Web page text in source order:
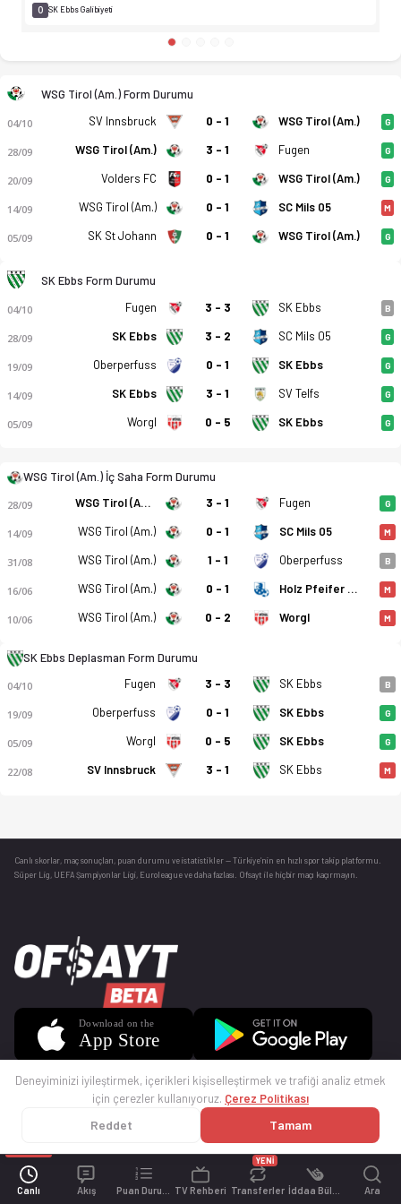
Canlı Akış TV Rehberi Transferler
YENİ
Ara
WSG Tirol (Am.) - SK Ebbs 0-1 bitti. Gol anları, kadro,
0 SK Ebbs Galibiyeti
WSG Tirol (Am.) Form Durumu
04/10 SV Innsbruck 0 - 1 WSG Tirol (Am.) G
28/09 WSG Tirol (Am.) 3 - 1 Fugen G
20/09 Volders FC 0 - 1 WSG Tirol (Am.) G
14/09 WSG Tirol (Am.) 0 - 1 SC Mils 05 M
05/09 SK St Johann 0 - 1 WSG Tirol (Am.) G
SK Ebbs Form Durumu
04/10 Fugen 3 - 3 SK Ebbs B
28/09 SK Ebbs 3 - 2 SC Mils 05 G
19/09 Oberperfuss 0 - 1 SK Ebbs G
14/09 SK Ebbs 3 - 1 SV Telfs G
05/09 Worgl 0 - 5 SK Ebbs G
WSG Tirol (Am.) İç Saha Form Durumu
28/09 WSG Tirol (Am.) 3 - 1 Fugen G
14/09 WSG Tirol (Am.) 0 - 1 SC Mils 05 M
31/08 WSG Tirol (Am.) 1 - 1 Oberperfuss B
16/06 WSG Tirol (Am.) 0 - 1 Holz Pfeifer Kundl M
10/06 WSG Tirol (Am.) 0 - 2 Worgl M
SK Ebbs Deplasman Form Durumu
04/10 Fugen 3 - 3 SK Ebbs B
19/09 Oberperfuss 0 - 1 SK Ebbs G
05/09 Worgl 0 - 5 SK Ebbs G
22/08 SV Innsbruck 3 - 1 SK Ebbs M
Canlı skorlar , maç sonuçları, puan durumu ve istatistikler — Türkiye’nin en hızlı spor takip platformu.
Süper Lig, UEFA Şampiyonlar Ligi, Euroleague ve daha fazlası. Ofsayt ile hiçbir maçı kaçırmayın.
© 2025 Ofsayt
Deneyiminizi iyileştirmek, içerikleri kişiselleştirmek ve trafiği analiz etmek
için çerezler kullanıyoruz. Çerez Politikası
Reddet Tamam